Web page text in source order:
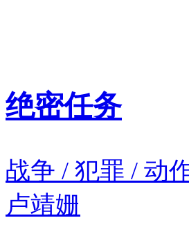
绝密任务
战争 / 犯罪 / 动
卢靖姗